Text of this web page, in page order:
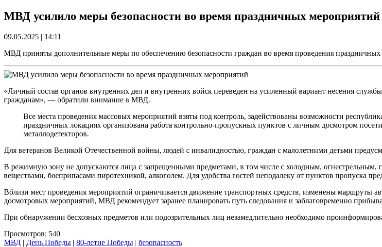
МВД усилило меры безопасности во время праздничных мероприятий
09.05.2025 | 14:11
МВД приняты дополнительные меры по обеспечению безопасности граждан во время проведения
«Личный состав органов внутренних дел и внутренних войск переведен на усиленный вариант несения
гражданам», — обратили внимание в МВД.
Все места проведения массовых мероприятий взяты под контроль, задействованы возможности
праздничных локациях организована работа контрольно-пропускных пунктов с личным досмотром
металлодетекторов.
Для ветеранов Великой Отечественной войны, людей с инвалидностью, граждан с малолетними детьми
В режимную зону не допускаются лица с запрещенными предметами, в том числе с холодным,
веществами, боеприпасами пиротехникой, алкоголем. Для удобства гостей неподалеку от пунктов пропуска
Вблизи мест проведения мероприятий ограничивается движение транспортных средств, изменены маршруты
досмотровых мероприятий, МВД рекомендует заранее планировать путь следования и заблаговременно
При обнаружении бесхозных предметов или подозрительных лиц незамедлительно необходимо
Просмотров: 540
МВД | День Победы | 80-летие Победы | безопасность